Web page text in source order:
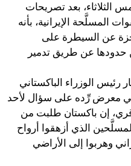
الثلاثاء، بعد تصريحات
المسلَّحة الإيرانية، بأنه
عن السيطرة على
حدودها عن طريق تدمير
رئيس الوزراء الباكستاني
معرض رِّده على سؤال لأحد
إن باكستان طلبت من
الذي أزهقوا أرواح
وهربوا إلى الأراضي